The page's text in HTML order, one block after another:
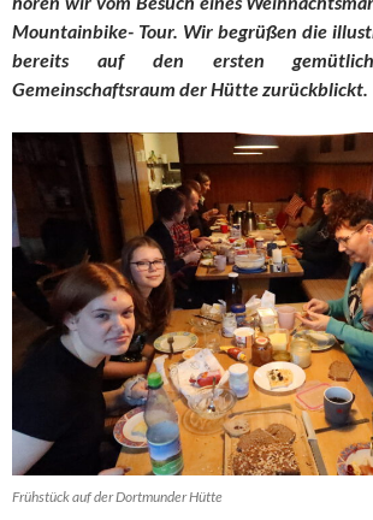
Mountainbike- Tour. Wir begrüßen die
bereits auf den ersten
Gemeinschaftsraum der Hütte zurückblickt.
Frühstück auf der Dortmunder Hütte